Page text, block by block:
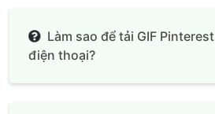
Làm sao để tải GIF
điện thoại?